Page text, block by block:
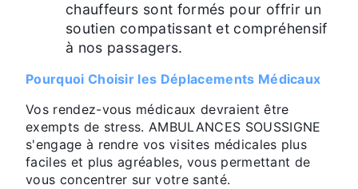
chauffeurs sont formés pour offrir un
soutien compatissant et compréhensif
à nos passagers.
Pourquoi Choisir les Déplacements Médicaux
Vos rendez-vous médicaux devraient être
exempts de stress. AMBULANCES SOUSSIGNE
s'engage à rendre vos visites médicales plus
faciles et plus agréables, vous permettant de
vous concentrer sur votre santé.